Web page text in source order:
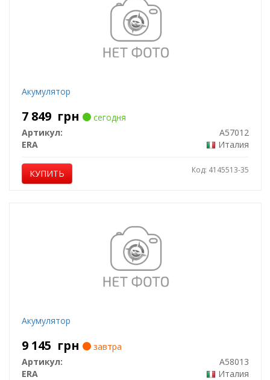
Акумулятор
7 849 грн
сегодня
Артикул:
A57012
ERA
Италия
КУПИТЬ Код: 4145513-35
Акумулятор
9 145 грн
завтра
Артикул:
A58013
ERA
Италия